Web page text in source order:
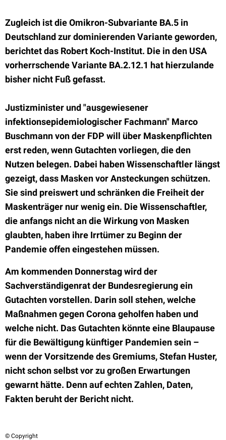
Zugleich ist die Omikron-Subvariante BA.5 in
Deutschland zur dominierenden Variante geworden,
berichtet das Robert Koch-Institut. Die in den USA
vorherrschende Variante BA.2.12.1 hat hierzulande
bisher nicht Fuß gefasst.
Justizminister und "ausgewiesener
infektionsepidemiologischer Fachmann" Marco
Buschmann von der FDP will über Maskenpflichten
erst reden, wenn Gutachten vorliegen, die den
Nutzen belegen. Dabei haben Wissenschaftler längst
gezeigt, dass Masken vor Ansteckungen schützen.
Sie sind preiswert und schränken die Freiheit der
Maskenträger nur wenig ein. Die Wissenschaftler,
die anfangs nicht an die Wirkung von Masken
glaubten, haben ihre Irrtümer zu Beginn der
Pandemie offen eingestehen müssen.
Am kommenden Donnerstag wird der
Sachverständigenrat der Bundesregierung ein
Gutachten vorstellen. Darin soll stehen, welche
Maßnahmen gegen Corona geholfen haben und
welche nicht. Das Gutachten könnte eine Blaupause
für die Bewältigung künftiger Pandemien sein –
wenn der Vorsitzende des Gremiums, Stefan Huster,
nicht schon selbst vor zu großen Erwartungen
gewarnt hätte. Denn auf echten Zahlen, Daten,
Fakten beruht der Bericht nicht.
© Copyright